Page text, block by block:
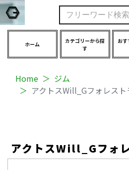
ホーム
カテゴリーから探
す
お
Home
ジム
アクトスWill_Gフォレス
アクトスWill_Gフォ